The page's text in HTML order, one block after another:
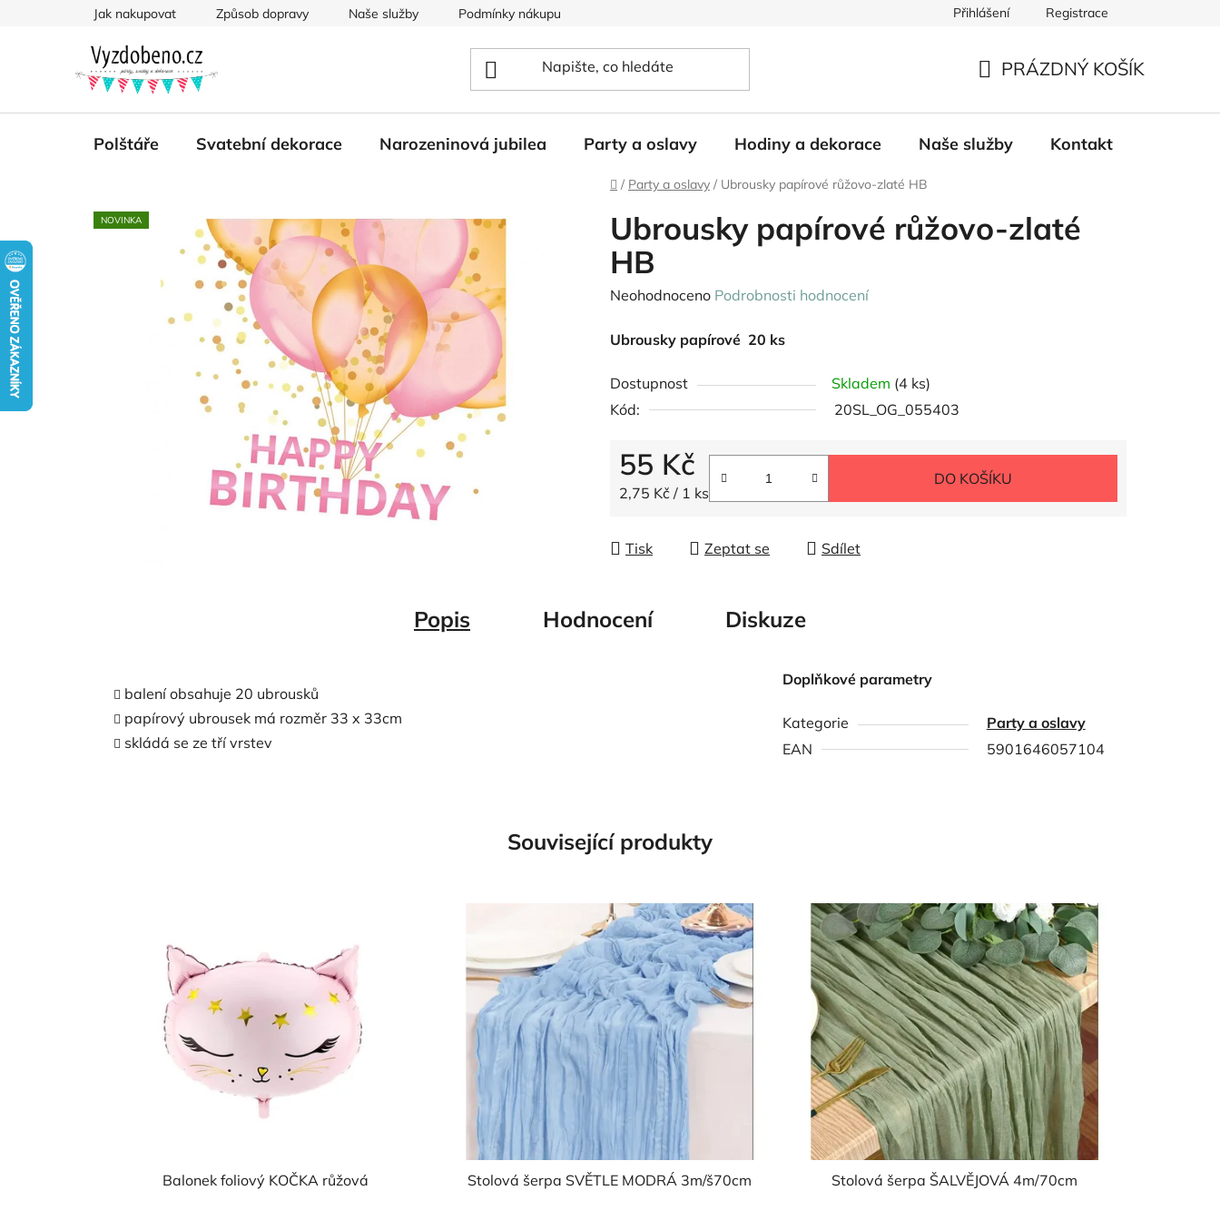
Jak nakupovat Způsob dopravy Naše služby Podmínky nákupu Přihlášení Registrace
KOŠÍK
PRÁZDNÝ KOŠÍK
Polštáře Svatební dekorace Narozeninová jubilea Party a oslavy Hodiny a dekorace Naše služby Kontakt
Domů
/ Party a oslavy / Ubrousky papírové růžovo-zlaté HB
Ubrousky papírové růžovo-zlaté
HB
Průměrné
produktu
0,0
z
hvězdiček.
Neohodnoceno Podrobnosti hodnocení
Ubrousky papírové 20 ks
Dostupnost Skladem (4 ks)
Kód:
20SL_OG_055403
55 Kč
Měrná cena:
2,75 Kč / 1 ks
DO KOŠÍKU
Tisk Zeptat se Sdílet
NOVINKA
Popis Hodnocení Diskuze
balení obsahuje 20 ubrousků
papírový ubrousek má rozměr 33 x 33cm
skládá se ze tří vrstev
Doplňkové parametry
Kategorie
Party a oslavy
EAN
5901646057104
Související produkty
Balonek foliový KOČKA růžová Stolová šerpa SVĚTLE MODRÁ 3m/š70cm Stolová šerpa ŠALVĚJOVÁ 4m/70cm